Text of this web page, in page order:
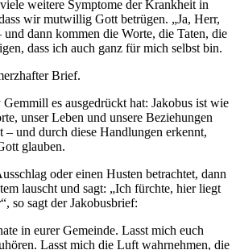
weitere Symptome der Krankheit in
wir mutwillig Gott betrügen. „Ja, Herr,
dann kommen die Worte, die Taten, die
dass ich auch ganz für mich selbst bin.
Brief.
es ausgedrückt hat: Jakobus ist wie
unser Leben und unsere Beziehungen
– und durch diese Handlungen erkennt,
glauben.
oder einen Husten betrachtet, dann
lauscht und sagt: „Ich fürchte, hier liegt
so sagt der Jakobusbrief:
in eurer Gemeinde. Lasst mich euch
Lasst mich die Luft wahrnehmen, die